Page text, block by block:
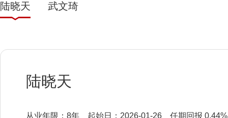
陆晓天 武文琦
陆晓天
从业年限：8年 起始日：2026-01-26 任期回报 0.44%